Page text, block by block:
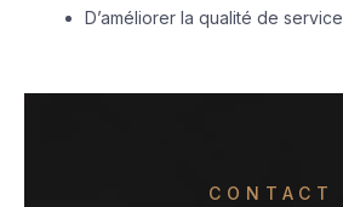
D’améliorer la qualité de service
CONTACT